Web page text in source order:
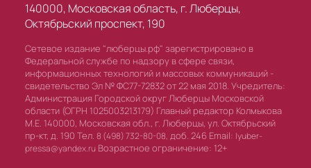
140000, Московская область, г. Люберцы,
Октябрьский проспект, 190
Сетевое издание "люберцы.рф" зарегистрировано в
Федеральной службе по надзору в сфере связи,
информационных технологий и массовых коммуникаций -
свидетельство Эл № ФС77-72832 от 22 мая 2018. Учредитель:
Администрация Городской округ Люберцы Московской
области (ОГРН 1025003213179) Главный редактор Колмыкова
М.Е. 140000, Московская обл., г. Люберцы, ул. Октябрьский
пр-кт, д. 190 Тел. 8 (498) 732-80-08, доб. 246 Email: lyuber-
pressa@yandex.ru Возрастное ограничение: 12+